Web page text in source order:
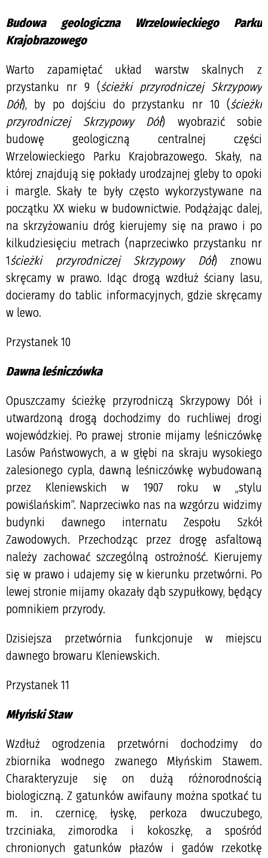
Budowa geologiczna Wrzelowieckiego Parku
Krajobrazowego
Warto zapamiętać układ warstw skalnych z
przystanku nr 9 (ścieżki przyrodniczej Skrzypowy
Dół), by po dojściu do przystanku nr 10 (ścieżki
przyrodniczej Skrzypowy Dół) wyobrazić sobie
budowę geologiczną centralnej części
Wrzelowieckiego Parku Krajobrazowego. Skały, na
której znajdują się pokłady urodzajnej gleby to opoki
i margle. Skały te były często wykorzystywane na
początku XX wieku w budownictwie. Podążając dalej,
na skrzyżowaniu dróg kierujemy się na prawo i po
kilkudziesięciu metrach (naprzeciwko przystanku nr
1ścieżki przyrodniczej Skrzypowy Dół) znowu
skręcamy w prawo. Idąc drogą wzdłuż ściany lasu,
docieramy do tablic informacyjnych, gdzie skręcamy
w lewo.
Przystanek 10
Dawna leśniczówka
Opuszczamy ścieżkę przyrodniczą Skrzypowy Dół i
utwardzoną drogą dochodzimy do ruchliwej drogi
wojewódzkiej. Po prawej stronie mijamy leśniczówkę
Lasów Państwowych, a w głębi na skraju wysokiego
zalesionego cypla, dawną leśniczówkę wybudowaną
przez Kleniewskich w 1907 roku w „stylu
powiślańskim”. Naprzeciwko nas na wzgórzu widzimy
budynki dawnego internatu Zespołu Szkół
Zawodowych. Przechodząc przez drogę asfaltową
należy zachować szczególną ostrożność. Kierujemy
się w prawo i udajemy się w kierunku przetwórni. Po
lewej stronie mijamy okazały dąb szypułkowy, będący
pomnikiem przyrody.
Dzisiejsza przetwórnia funkcjonuje w miejscu
dawnego browaru Kleniewskich.
Przystanek 11
Młyński Staw
Wzdłuż ogrodzenia przetwórni dochodzimy do
zbiornika wodnego zwanego Młyńskim Stawem.
Charakteryzuje się on dużą różnorodnością
biologiczną. Z gatunków awifauny można spotkać tu
m. in. czernicę, łyskę, perkoza dwuczubego,
trzciniaka, zimorodka i kokoszkę, a spośród
chronionych gatunków płazów i gadów rzekotkę